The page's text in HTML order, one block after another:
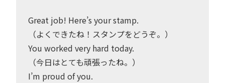
Great job! Here’s your stamp.
（よくできたね！スタンプをどうぞ。）
You worked very hard today.
（今日はとても頑張ったね。）
I’m proud of you.